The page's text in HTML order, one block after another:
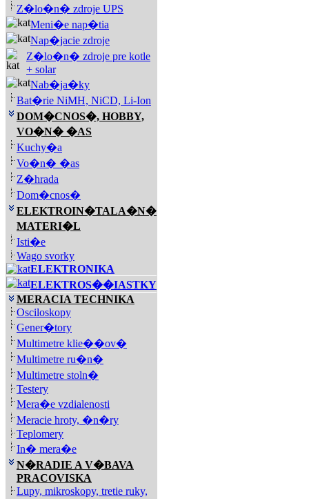
Z�lo�n� zdroje UPS
Meni�e nap�tia
Nap�jacie zdroje
Z�lo�n� zdroje pre kotle
+ solar
Nab�ja�ky
Bat�rie NiMH, NiCD, Li-Ion
DOM�CNOS�, HOBBY,
VO�N� �AS
Kuchy�a
Vo�n� �as
Z�hrada
Dom�cnos�
ELEKTROIN�TALA�N�
MATERI�L
Isti�e
Wago svorky
ELEKTRONIKA
ELEKTROS��IASTKY
MERACIA TECHNIKA
Osciloskopy
Gener�tory
Multimetre klie��ov�
Multimetre ru�n�
Multimetre stoln�
Testery
Mera�e vzdialenosti
Meracie hroty, �n�ry
Teplomery
In� mera�e
N�RADIE A V�BAVA
PRACOVISKA
Lupy, mikroskopy, tretie ruky,